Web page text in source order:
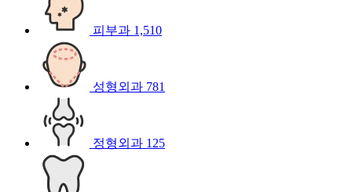
피부과 1,510
성형외과 781
정형외과 125